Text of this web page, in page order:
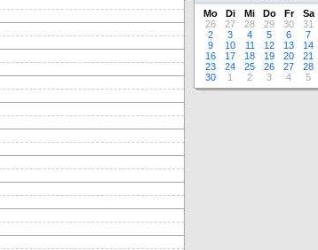
Mo
Di Mi Do Fr Sa
26
27 28 29 30 31
2
3 4 5 6 7
9
10 11 12 13 14
16
17 18 19 20 21
23
24 25 26 27 28
30
1 2 3 4 5